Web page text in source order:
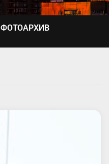
ФОТОАРХИВ